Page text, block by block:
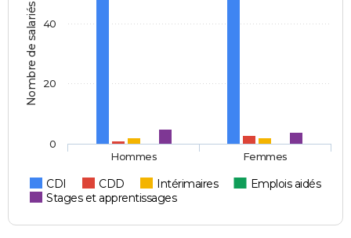
Nombre de salariés
CDI CDD Intérimaires
Emplois aidés
Stages et apprentissages
Hommes Femmes
0
20
40